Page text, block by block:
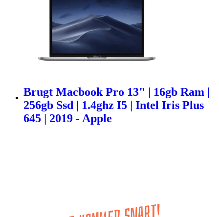
Brugt Macbook Pro 13" | 16gb Ram |
256gb Ssd | 1.4ghz I5 | Intel Iris Plus
645 | 2019 - Apple